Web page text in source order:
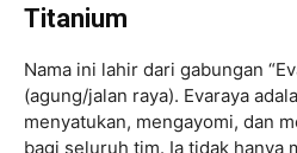
Titanium
Nama ini lahir dari gabungan
(agung/jalan raya). Evaraya
menyatukan, mengayomi, dan
bagi seluruh tim. Ia tidak hanya